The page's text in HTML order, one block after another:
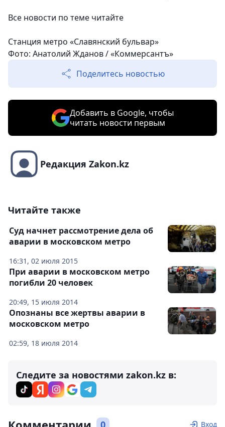
Все новости по теме читайте
Станция метро «Славянский бульвар»
Фото: Анатолий Жданов / «Коммерсантъ»
Поделитесь новостью
Добавить в Google, чтобы
читать новости первым
Редакция Zakon.kz
Читайте также
16:31, 02 июля 2015
Суд начнет рассмотрение дела об
аварии в московском метро
20:49, 15 июля 2014
При аварии в московском метро
погибли 20 человек
02:59, 18 июля 2014
Опознаны все жертвы аварии в
московском метро
Следите за новостями zakon.kz в:
0 Вход